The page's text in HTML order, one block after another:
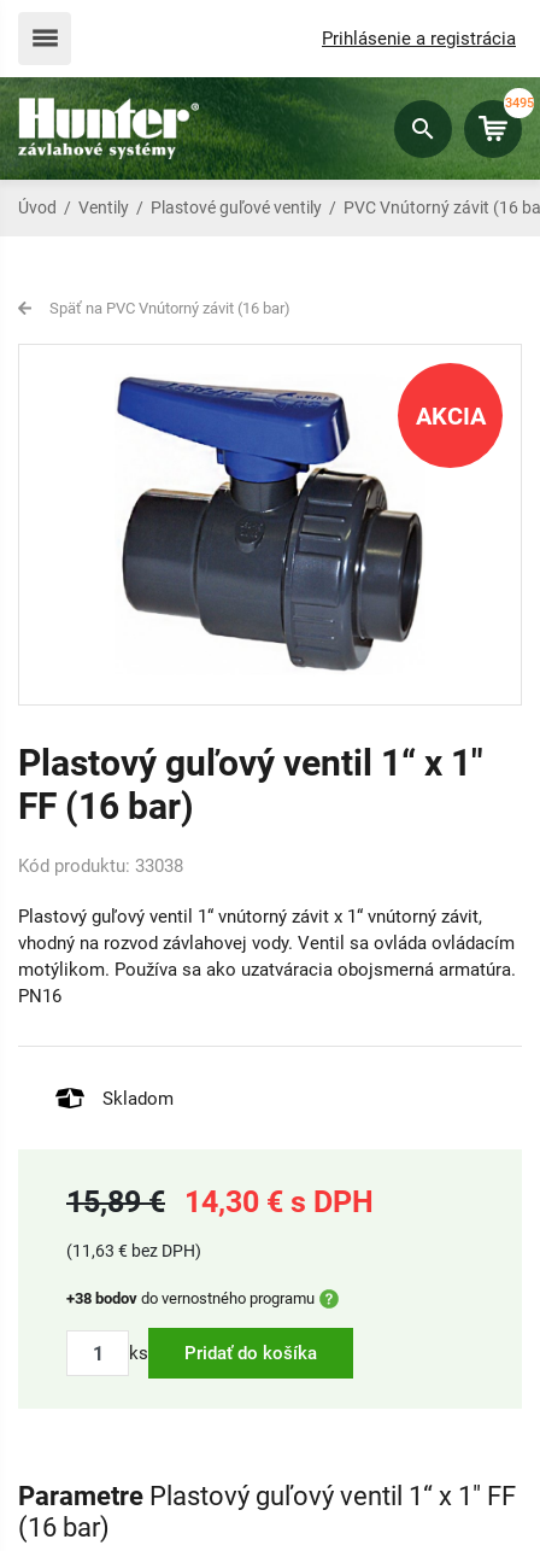
Prihlásenie a registrácia
3495
Úvod / Ventily / Plastové guľové ventily / PVC Vnútorný závit (16
Späť na PVC Vnútorný závit (16 bar)
AKCIA
Plastový guľový ventil 1“ x 1"
FF (16 bar)
Kód produktu: 33038
Plastový guľový ventil 1“ vnútorný závit x 1“ vnútorný závit,
vhodný na rozvod závlahovej vody. Ventil sa ovláda ovládacím
motýlikom. Používa sa ako uzatváracia obojsmerná armatúra.
PN16
Skladom
15,89 € 14,30 € s DPH
(11,63 € bez DPH)
+38 bodov do vernostného programu
ks Pridať do košíka
Parametre Plastový guľový ventil 1“ x 1" FF
(16 bar)